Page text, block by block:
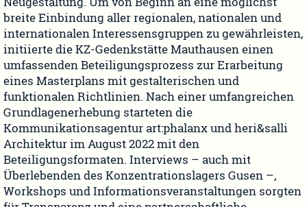
breite Einbindung aller regionalen, nationalen und
internationalen Interessensgruppen zu gewährleisten,
initiierte die KZ-Gedenkstätte Mauthausen einen
umfassenden Beteiligungsprozess zur Erarbeitung
eines Masterplans mit gestalterischen und
funktionalen Richtlinien. Nach einer umfangreichen
Grundlagenerhebung starteten die
Kommunikationsagentur art:phalanx und heri&salli
Architektur im August 2022 mit den
Beteiligungsformaten. Interviews – auch mit
Überlebenden des Konzentrationslagers Gusen –,
Workshops und Informationsveranstaltungen sorgten